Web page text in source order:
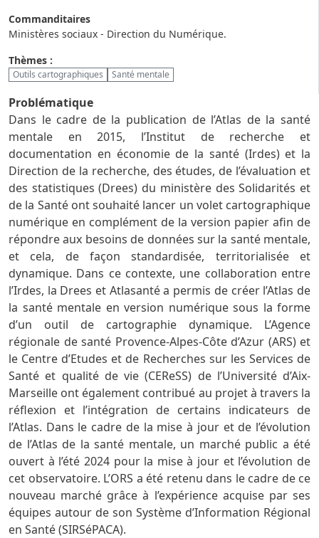
Commanditaires
Ministères sociaux - Direction du Numérique.
Thèmes :
Outils cartographiques Santé mentale
Problématique
Dans le cadre de la publication de l’Atlas de la santé
mentale en 2015, l’Institut de recherche et
documentation en économie de la santé (Irdes) et la
Direction de la recherche, des études, de l’évaluation et
des statistiques (Drees) du ministère des Solidarités et
de la Santé ont souhaité lancer un volet cartographique
numérique en complément de la version papier afin de
répondre aux besoins de données sur la santé mentale,
et cela, de façon standardisée, territorialisée et
dynamique. Dans ce contexte, une collaboration entre
l’Irdes, la Drees et Atlasanté a permis de créer l’Atlas de
la santé mentale en version numérique sous la forme
d’un outil de cartographie dynamique. L’Agence
régionale de santé Provence-Alpes-Côte d’Azur (ARS) et
le Centre d’Etudes et de Recherches sur les Services de
Santé et qualité de vie (CEReSS) de l’Université d’Aix-
Marseille ont également contribué au projet à travers la
réflexion et l’intégration de certains indicateurs de
l’Atlas. Dans le cadre de la mise à jour et de l’évolution
de l’Atlas de la santé mentale, un marché public a été
ouvert à l’été 2024 pour la mise à jour et l’évolution de
cet observatoire. L’ORS a été retenu dans le cadre de ce
nouveau marché grâce à l’expérience acquise par ses
équipes autour de son Système d’Information Régional
en Santé (SIRSéPACA).